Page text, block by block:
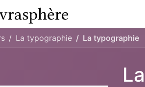
La typographie La typographie